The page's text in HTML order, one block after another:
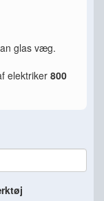
glas væg.
elektriker 800